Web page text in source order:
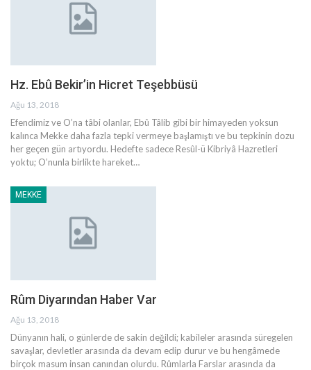
Hz. Ebû Bekir’in Hicret Teşebbüsü
Ağu 13, 2018
Efendimiz ve O’na tâbi olanlar, Ebû Tâlib gibi bir himayeden yoksun
kalınca Mekke daha fazla tepki vermeye başlamıştı ve bu tepkinin dozu
her geçen gün artıyordu. Hedefte sadece Resûl-ü Kibriyâ Hazretleri
yoktu; O’nunla birlikte hareket…
MEKKE
Rûm Diyarından Haber Var
Ağu 13, 2018
Dünyanın hali, o günlerde de sakin değildi; kabileler arasında süregelen
savaşlar, devletler arasında da devam edip durur ve bu hengâmede
birçok masum insan canından olurdu. Rûmlarla Farslar arasında da